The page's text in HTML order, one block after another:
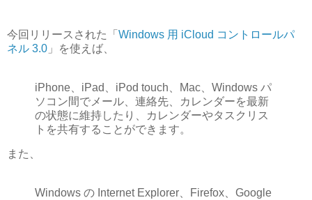
今回リリースされた「 Windows 用 iCloud コントロールパ
ネル 3.0 」を使えば、
iPhone、iPad、iPod touch、Mac、Windows パ
ソコン間でメール、連絡先、カレンダーを最新
の状態に維持したり、カレンダーやタスクリス
トを共有することができます。
また、
Windows の Internet Explorer、Firefox、Google